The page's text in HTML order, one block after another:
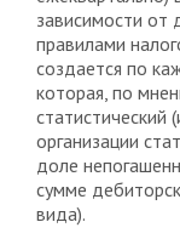
зависимости от
правилами
создается по
которая, по
статистический
организации
доле
сумме
вида).